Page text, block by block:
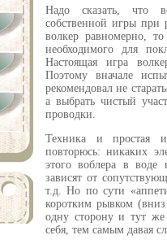
Надо сказать, что
собственной игры при
волкер равномерно,
необходимого для
Настоящая игра
Поэтому вначале
рекомендовал не
а выбрать чистый
проводки.
Техника и простая и
повторюсь: никаких
этого воблера в воде
зависят от
т.д. Но по сути
коротким рывком
одну сторону и тут
себя, тем самым давая